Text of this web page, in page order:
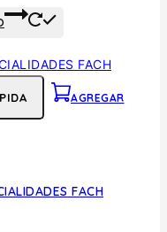
AGREGAR
FACH